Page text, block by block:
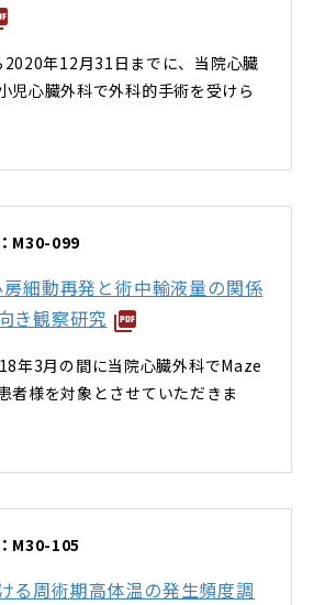
年12月31日までに、当院心臓
児心臓外科で外科的手術を受けら
M30-099
細動再発と術中輸液量の関係
き観察研究
年3月の間に当院心臓外科でMaze
者様を対象とさせていただきま
M30-105
る周術期高体温の発生頻度調